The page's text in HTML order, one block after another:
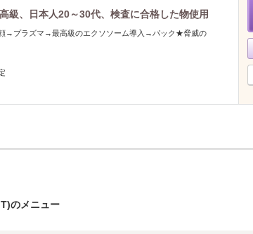
、日本人20～30代、検査に合格した物使用
→プラズマ→最高級のエクソソーム導入→パック★脅威の
のメニュー